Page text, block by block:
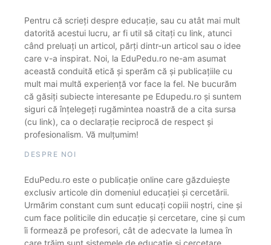
Pentru că scrieți despre educație, sau cu atât mai mult
datorită acestui lucru, ar fi util să citați cu link, atunci
când preluați un articol, părți dintr-un articol sau o idee
care v-a inspirat. Noi, la EduPedu.ro ne-am asumat
această conduită etică și sperăm că și publicațiile cu
mult mai multă experiență vor face la fel. Ne bucurăm
că găsiți subiecte interesante pe Edupedu.ro și suntem
siguri că înțelegeți rugămintea noastră de a cita sursa
(cu link), ca o declarație reciprocă de respect și
profesionalism. Vă mulțumim!
DESPRE NOI
EduPedu.ro este o publicație online care găzduiește
exclusiv articole din domeniul educației și cercetării.
Urmărim constant cum sunt educați copiii noștri, cine și
cum face politicile din educație și cercetare, cine și cum
îi formează pe profesori, cât de adecvate la lumea în
care trăim sunt sistemele de educație și cercetare.